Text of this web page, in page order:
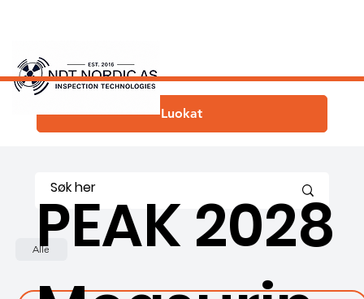
Luokat
Alle
PEAK 2028